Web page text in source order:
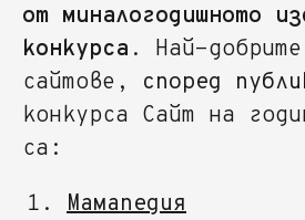
от миналогодишното
конкурса . Най-
сайтове, според
конкурса Сайт на
са:
Мамапедия